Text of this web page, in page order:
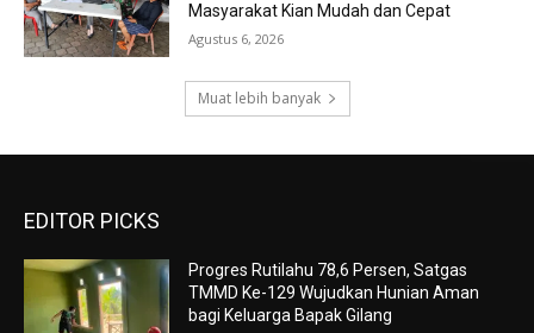
Masyarakat Kian Mudah dan Cepat
Agustus 6, 2026
Muat lebih banyak
EDITOR PICKS
Progres Rutilahu 78,6 Persen, Satgas
TMMD Ke-129 Wujudkan Hunian Aman
bagi Keluarga Bapak Gilang